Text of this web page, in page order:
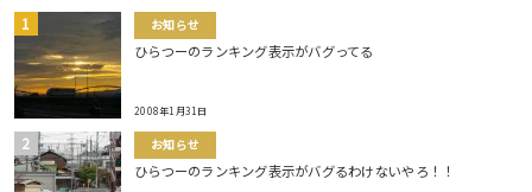
お知らせ
ひらつーのランキング表示がバグってる
2008年1月31日
お知らせ
ひらつーのランキング表示がバグるわけないやろ！！